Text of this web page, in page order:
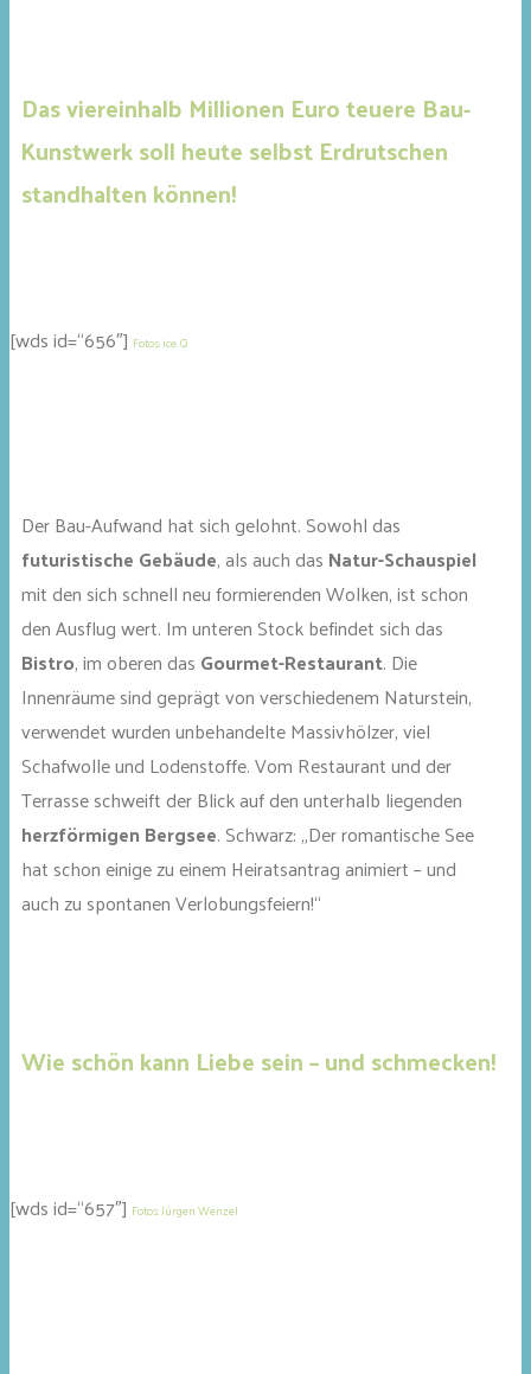
Das viereinhalb Millionen Euro teuere Bau-
Kunstwerk soll heute selbst Erdrutschen
standhalten können!
[wds id=“656″] Fotos: ice Q
Der Bau-Aufwand hat sich gelohnt. Sowohl das
futuristische Gebäude, als auch das Natur-Schauspiel
mit den sich schnell neu formierenden Wolken, ist schon
den Ausflug wert. Im unteren Stock befindet sich das
Bistro, im oberen das Gourmet-Restaurant. Die
Innenräume sind geprägt von verschiedenem Naturstein,
verwendet wurden unbehandelte Massivhölzer, viel
Schafwolle und Lodenstoffe. Vom Restaurant und der
Terrasse schweift der Blick auf den unterhalb liegenden
herzförmigen Bergsee. Schwarz: „Der romantische See
hat schon einige zu einem Heiratsantrag animiert – und
auch zu spontanen Verlobungsfeiern!“
Wie schön kann Liebe sein – und schmecken!
[wds id=“657″] Fotos: Jürgen Wenzel